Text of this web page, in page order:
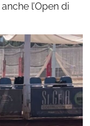
l’Open di